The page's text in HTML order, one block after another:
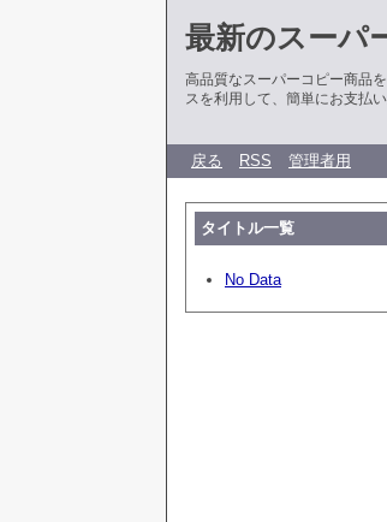
最新のスーパ
高品質なスーパーコピー商品
スを利用して、簡単にお支払
戻る RSS 管理者用
タイトル一覧
No Data